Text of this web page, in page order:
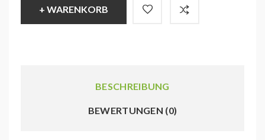
+ WARENKORB
BESCHREIBUNG
BEWERTUNGEN (0)